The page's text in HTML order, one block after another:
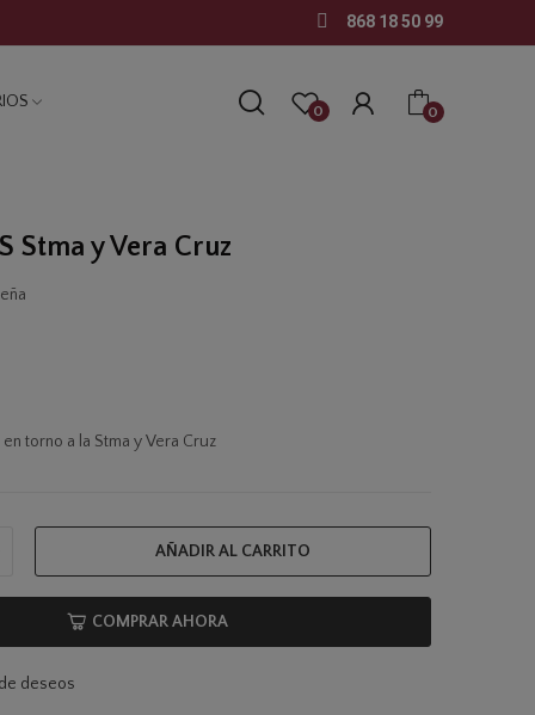
868 18 50 99
0 0
Stma y Vera Cruz
torno a la Stma y Vera Cruz
AÑADIR AL CARRITO
COMPRAR AHORA
deseos